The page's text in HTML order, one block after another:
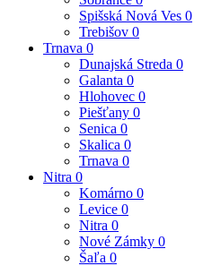
Spišská Nová Ves 0
Trebišov 0
Trnava 0
Dunajská Streda 0
Galanta 0
Hlohovec 0
Piešťany 0
Senica 0
Skalica 0
Trnava 0
Nitra 0
Komárno 0
Levice 0
Nitra 0
Nové Zámky 0
Šaľa 0